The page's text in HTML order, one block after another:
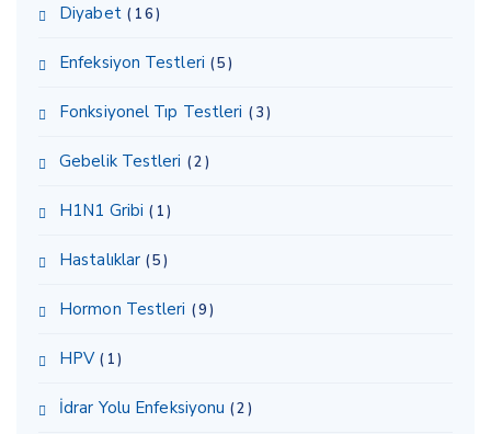
Diyabet (16)
Enfeksiyon Testleri (5)
Fonksiyonel Tıp Testleri (3)
Gebelik Testleri (2)
H1N1 Gribi (1)
Hastalıklar (5)
Hormon Testleri (9)
HPV (1)
İdrar Yolu Enfeksiyonu (2)